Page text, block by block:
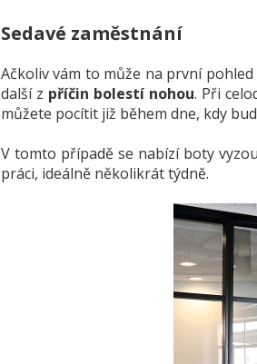
Sedavé zaměstnání
Ačkoliv vám to může na první
další z příčin bolestí nohou. Při
můžete pocítit již během dne, kdy
V tomto případě se nabízí boty
práci, ideálně několikrát týdně.